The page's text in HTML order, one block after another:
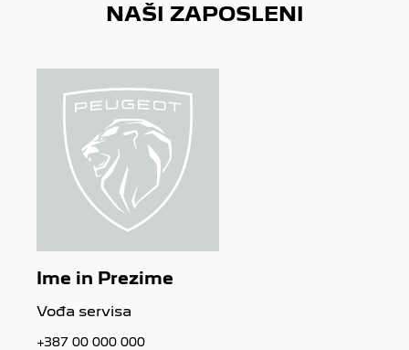
NAŠI ZAPOSLENI
Ime in Prezime
Vođa servisa
+387 00 000 000